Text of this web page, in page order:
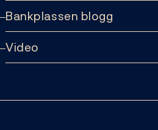
Bankplassen blogg
Video